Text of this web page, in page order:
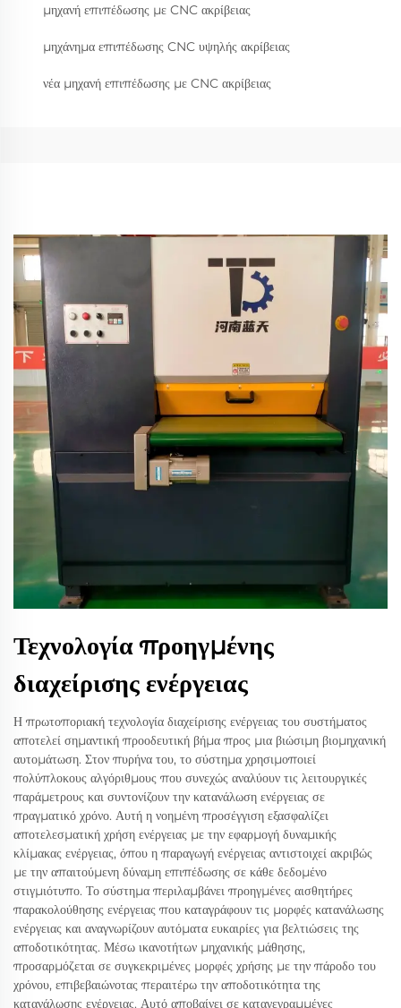
μηχανή επιπέδωσης με CNC ακρίβειας
μηχάνημα επιπέδωσης CNC υψηλής ακρίβειας
νέα μηχανή επιπέδωσης με CNC ακρίβειας
Τεχνολογία προηγμένης
διαχείρισης ενέργειας
Η πρωτοποριακή τεχνολογία διαχείρισης ενέργειας του συστήματος
αποτελεί σημαντική προοδευτική βήμα προς μια βιώσιμη βιομηχανική
αυτομάτωση. Στον πυρήνα του, το σύστημα χρησιμοποιεί
πολύπλοκους αλγόριθμους που συνεχώς αναλύουν τις λειτουργικές
παράμετρους και συντονίζουν την κατανάλωση ενέργειας σε
πραγματικό χρόνο. Αυτή η νοημένη προσέγγιση εξασφαλίζει
αποτελεσματική χρήση ενέργειας με την εφαρμογή δυναμικής
κλίμακας ενέργειας, όπου η παραγωγή ενέργειας αντιστοιχεί ακριβώς
με την απαιτούμενη δύναμη επιπέδωσης σε κάθε δεδομένο
στιγμιότυπο. Το σύστημα περιλαμβάνει προηγμένες αισθητήρες
παρακολούθησης ενέργειας που καταγράφουν τις μορφές κατανάλωσης
ενέργειας και αναγνωρίζουν αυτόματα ευκαιρίες για βελτιώσεις της
αποδοτικότητας. Μέσω ικανοτήτων μηχανικής μάθησης,
προσαρμόζεται σε συγκεκριμένες μορφές χρήσης με την πάροδο του
χρόνου, επιβεβαιώνοτας περαιτέρω την αποδοτικότητα της
κατανάλωσης ενέργειας. Αυτό αποβαίνει σε καταγεγραμμένες